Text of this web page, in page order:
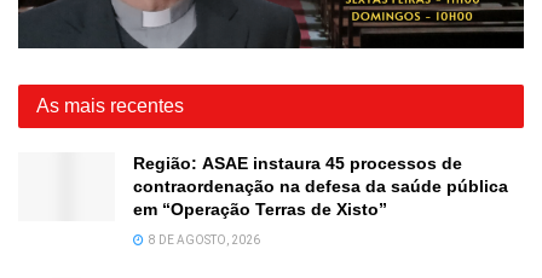
As mais recentes
Região: ASAE instaura 45 processos de
contraordenação na defesa da saúde pública
em “Operação Terras de Xisto”
8 DE AGOSTO, 2026